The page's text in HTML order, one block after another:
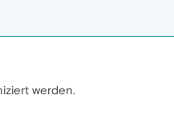
werden.